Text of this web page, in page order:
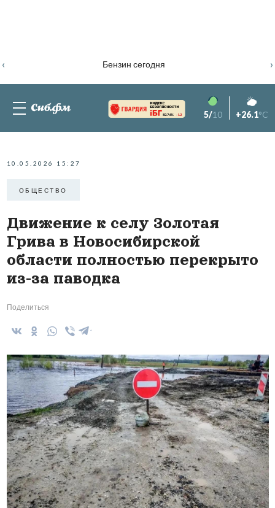
Бензин сегодня
‹ ›
82.76% -1.2 5/10 +26.1°C
10.05.2026 15:27
ОБЩЕСТВО
Движение к селу Золотая
Грива в Новосибирской
области полностью перекрыто
из-за паводка
Поделиться